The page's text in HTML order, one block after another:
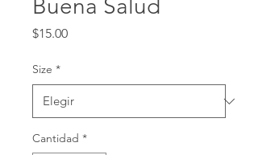
Buena Salud
$15.00Precio
Size *
Cantidad *